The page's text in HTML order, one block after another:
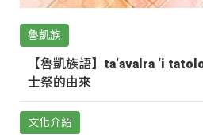
魯凱族
【魯凱族語】ta‘avalra ‘i
士祭的由來
文化介紹